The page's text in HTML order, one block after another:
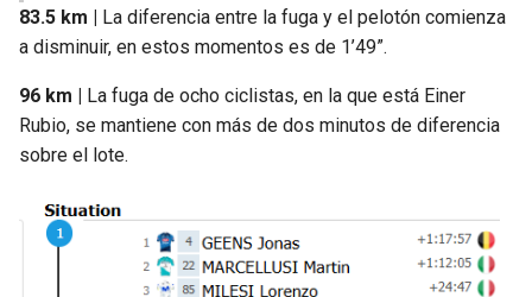
83.5 km | La diferencia entre la fuga y el pelotón comienza
a disminuir, en estos momentos es de 1’49”.
96 km | La fuga de ocho ciclistas, en la que está Einer
Rubio, se mantiene con más de dos minutos de diferencia
sobre el lote.